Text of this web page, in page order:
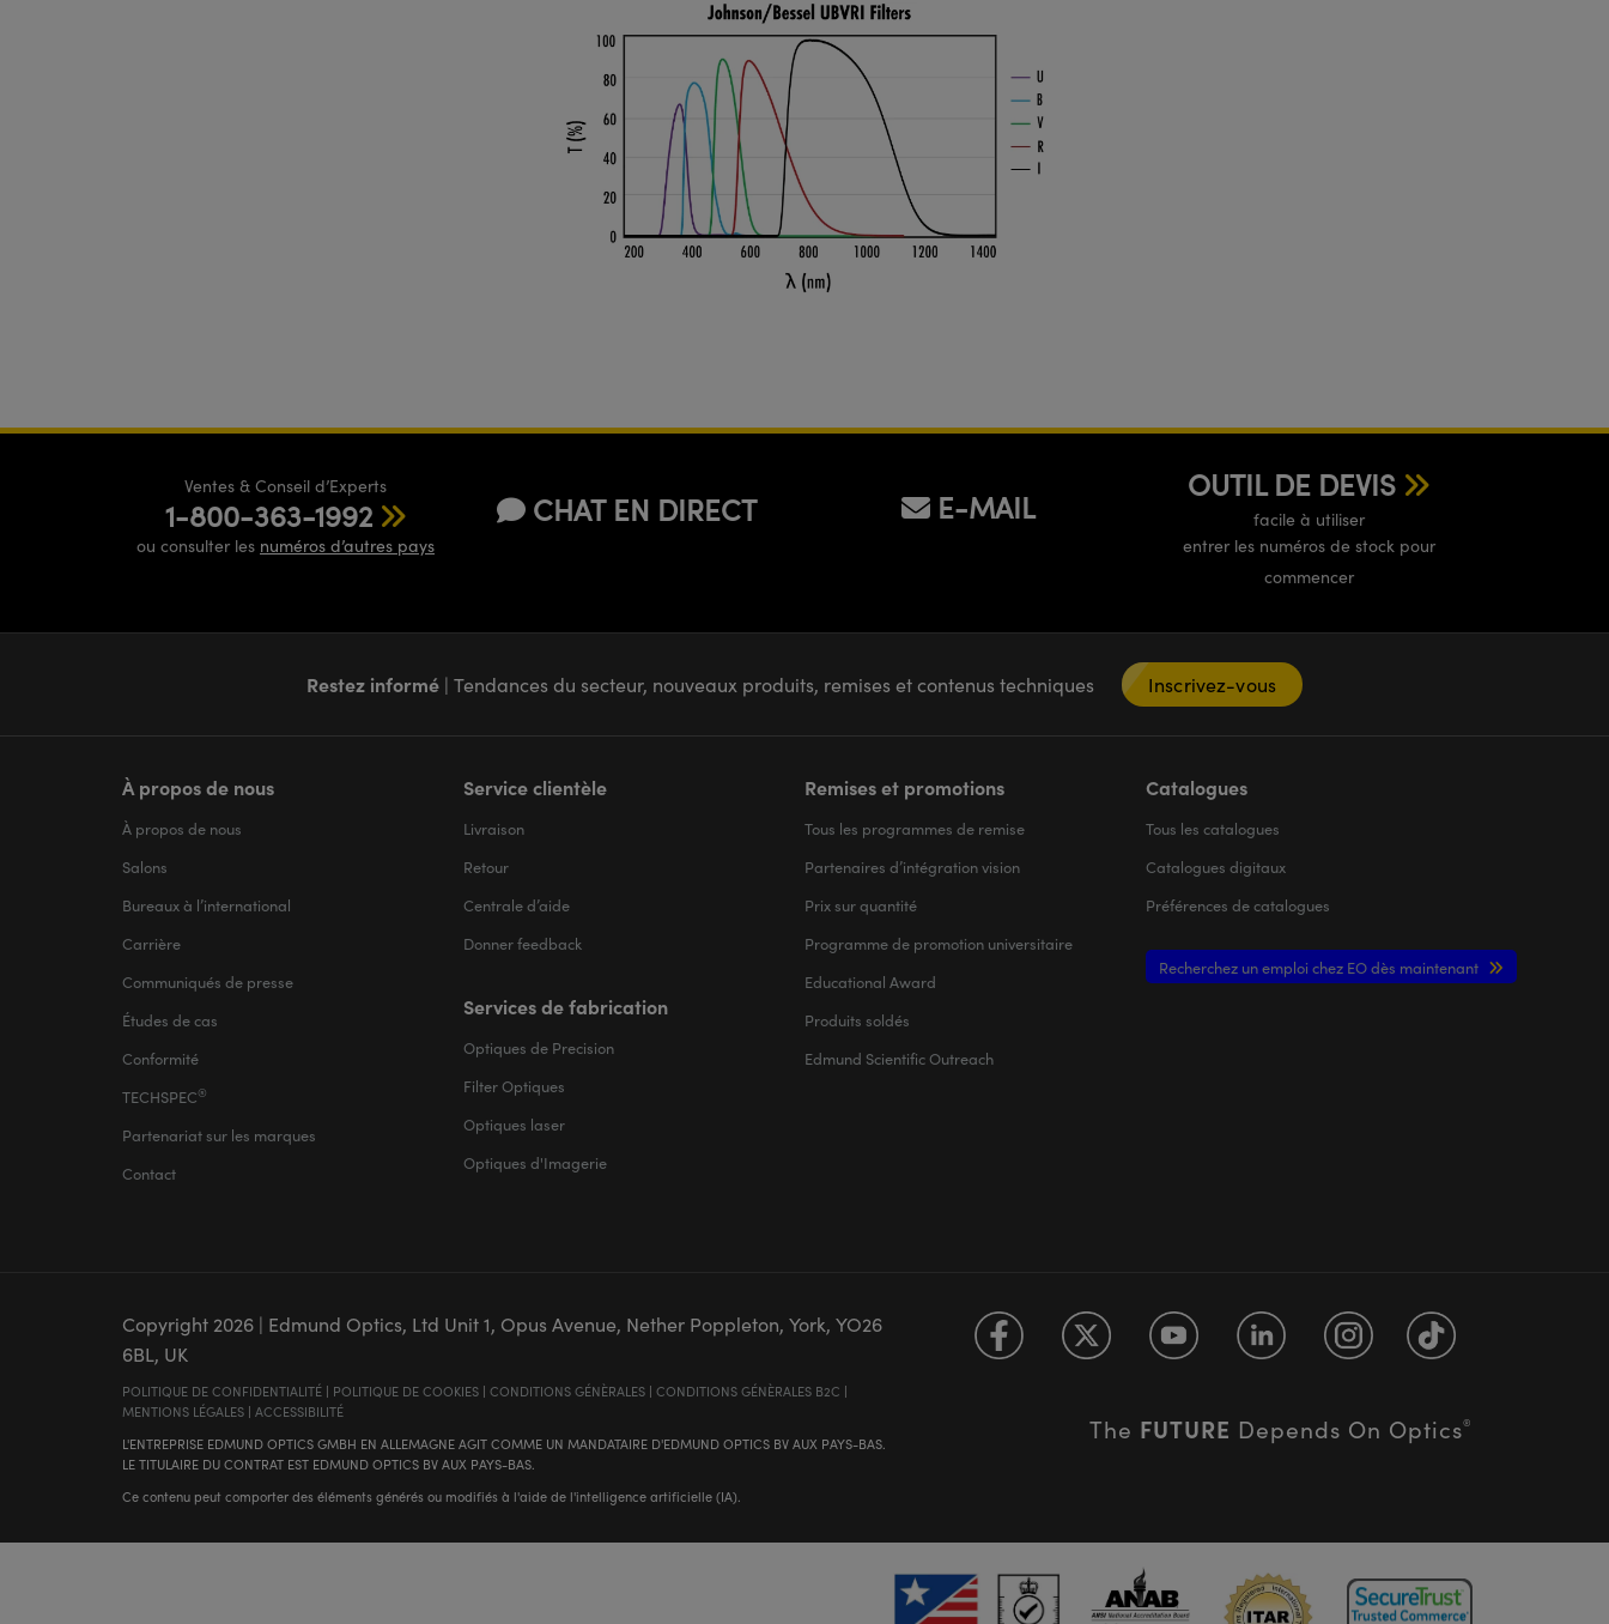
Ventes & Conseil d’Experts
1-800-363-1992
ou consulter les numéros d’autres pays
CHAT EN DIRECT E-MAIL
OUTIL DE DEVIS
facile à utiliser
entrer les numéros de stock pour
commencer
Restez informé | Tendances du secteur, nouveaux produits, remises et contenus techniques Inscrivez-vous
À propos de nous
À propos de nous
Salons
Bureaux à l’international
Carrière
Communiqués de presse
Études de cas
Conformité
TECHSPEC®
Partenariat sur les marques
Contact
Service clientèle
Livraison
Retour
Centrale d’aide
Donner feedback
Services de fabrication
Optiques de Precision
Filter Optiques
Optiques laser
Optiques d'Imagerie
Remises et promotions
Tous les programmes de remise
Partenaires d’intégration vision
Prix sur quantité
Programme de promotion universitaire
Educational Award
Produits soldés
Edmund Scientific Outreach
Catalogues
Tous les catalogues
Catalogues digitaux
Préférences de catalogues
Recherchez un emploi chez EO dès maintenant
Copyright 2026 | Edmund Optics, Ltd Unit 1, Opus Avenue, Nether Poppleton, York, YO26
6BL, UK
POLITIQUE DE CONFIDENTIALITÉ | POLITIQUE DE COOKIES | CONDITIONS GÉNÈRALES | CONDITIONS GÉNÈRALES B2C |
MENTIONS LÉGALES | ACCESSIBILITÉ
L'ENTREPRISE EDMUND OPTICS GMBH EN ALLEMAGNE AGIT COMME UN MANDATAIRE D'EDMUND OPTICS BV AUX PAYS-BAS.
LE TITULAIRE DU CONTRAT EST EDMUND OPTICS BV AUX PAYS-BAS.
Ce contenu peut comporter des éléments générés ou modifiés à l'aide de l'intelligence artificielle (IA).
The FUTURE Depends On Optics®